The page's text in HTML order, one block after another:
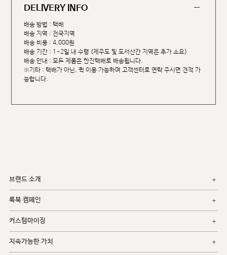
DELIVERY INFO
배송 방법 : 택배
배송 지역 : 전국지역
배송 비용 : 4,000원
배송 기간 : 1~2일 내 수령 (제주도 및 도서산간 지역은 추가 소요)
배송 안내 : 모든 제품은 한진택배로 배송됩니다.
※기타 : 택배가 아닌, 퀵 이용 가능하며 고객센터로 연락 주시면 견적 가
능합니다.
브랜드 소개
룩북 캠페인
커스텀마이징
지속가능한 가치